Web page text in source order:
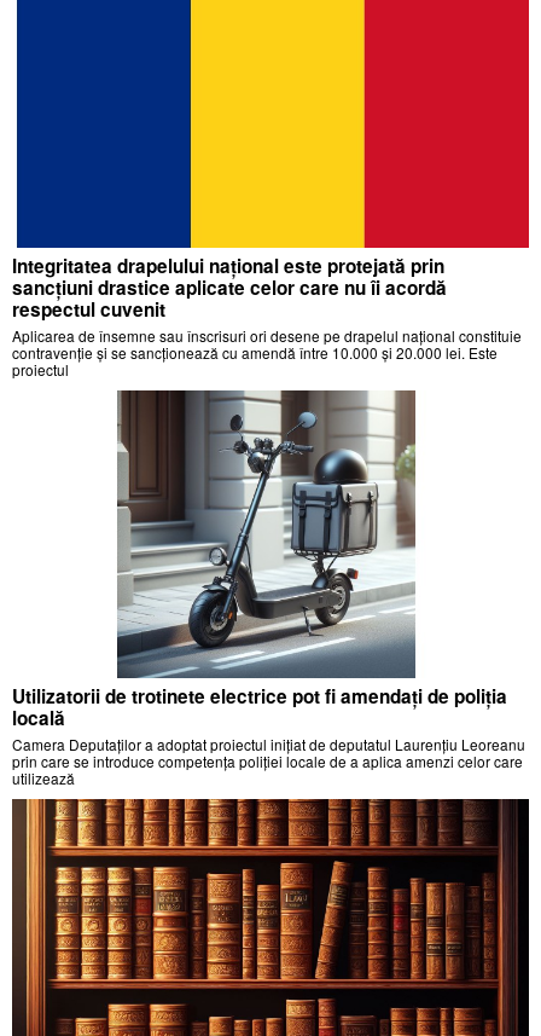
Integritatea drapelului național este protejată prin
sancțiuni drastice aplicate celor care nu îi acordă
respectul cuvenit
Aplicarea de însemne sau înscrisuri ori desene pe drapelul național constituie
contravenție și se sancționează cu amendă între 10.000 și 20.000 lei. Este
proiectul
Utilizatorii de trotinete electrice pot fi amendați de poliția
locală
Camera Deputaților a adoptat proiectul inițiat de deputatul Laurențiu Leoreanu
prin care se introduce competența poliției locale de a aplica amenzi celor care
utilizează